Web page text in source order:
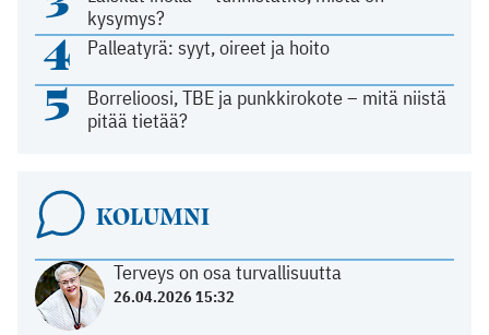
kysymys?
4 Palleatyrä: syyt, oireet ja hoito
5
Borrelioosi, TBE ja punkkirokote – mitä niistä
pitää tietää?
KOLUMNI
Terveys on osa turvallisuutta
26.04.2026 15:32